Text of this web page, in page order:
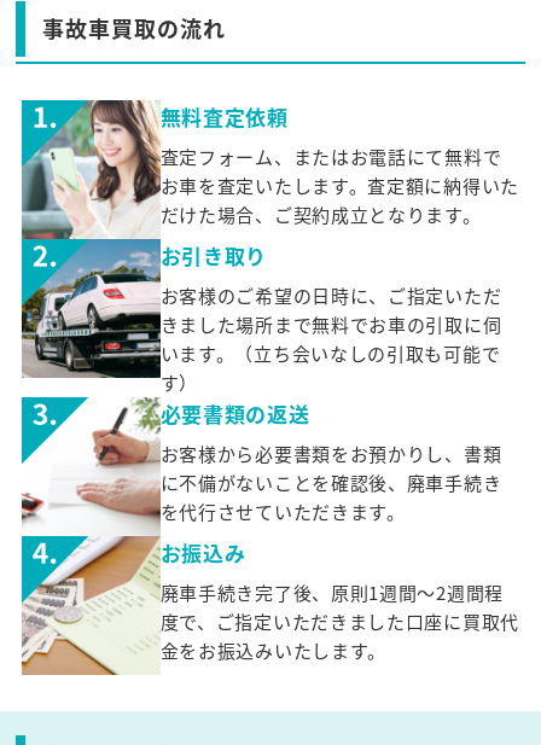
事故車買取の流れ
無料査定依頼
査定フォーム、またはお電話にて無料で
お車を査定いたします。査定額に納得いた
だけた場合、ご契約成立となります。
お引き取り
お客様のご希望の日時に、ご指定いただ
きました場所まで無料でお車の引取に伺
います。（立ち会いなしの引取も可能で
す）
必要書類の返送
お客様から必要書類をお預かりし、書類
に不備がないことを確認後、廃車手続き
を代行させていただきます。
お振込み
廃車手続き完了後、原則1週間～2週間程
度で、ご指定いただきました口座に買取代
金をお振込みいたします。